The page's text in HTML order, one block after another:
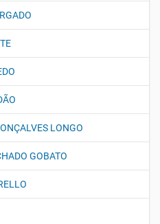
LONGO
GOBATO